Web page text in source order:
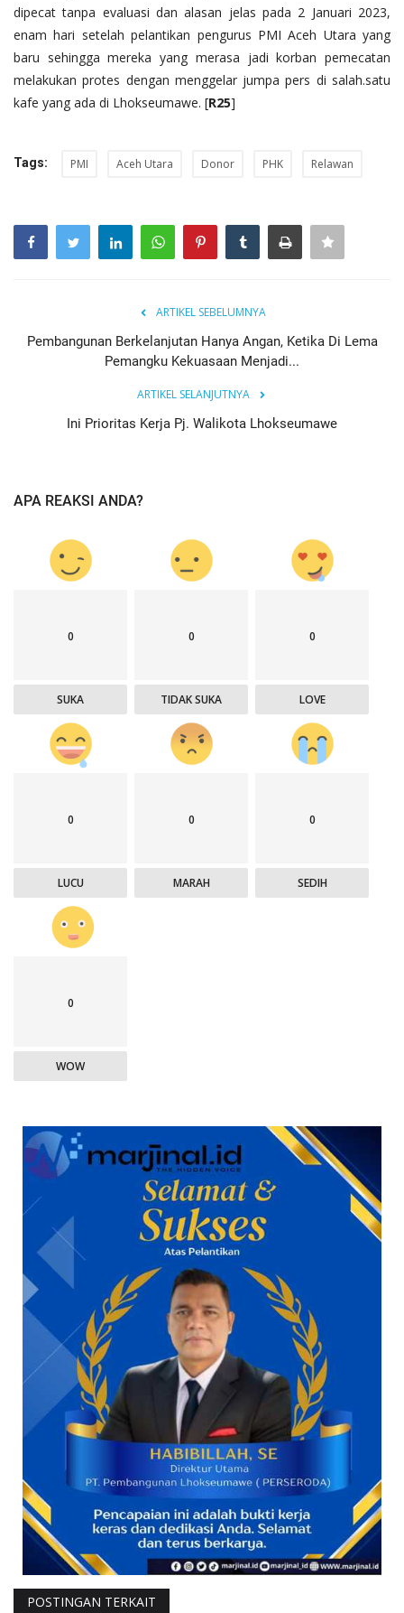
dipecat tanpa evaluasi dan alasan jelas pada 2 Januari 2023,
enam hari setelah pelantikan pengurus PMI Aceh Utara yang
baru sehingga mereka yang merasa jadi korban pemecatan
melakukan protes dengan menggelar jumpa pers di salah.satu
kafe yang ada di Lhokseumawe. [R25]
Tags: PMI Aceh Utara Donor PHK Relawan
ARTIKEL SEBELUMNYA
Pembangunan Berkelanjutan Hanya Angan, Ketika Di Lema
Pemangku Kekuasaan Menjadi...
ARTIKEL SELANJUTNYA
Ini Prioritas Kerja Pj. Walikota Lhokseumawe
APA REAKSI ANDA?
0
SUKA
0
TIDAK SUKA
0
LOVE
0
LUCU
0
MARAH
0
SEDIH
0
WOW
POSTINGAN TERKAIT